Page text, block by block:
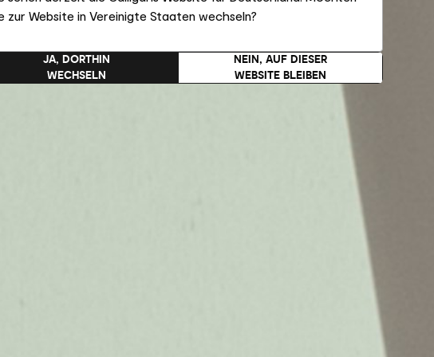
zur Website in Vereinigte Staaten wechseln?
NEIN, AUF DIESER
WEBSITE BLEIBEN
JA, DORTHIN
WECHSELN